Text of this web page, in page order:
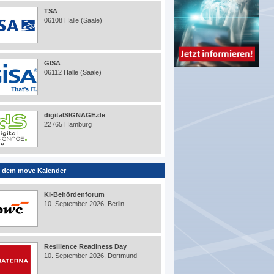
TSA
06108 Halle (Saale)
GISA
06112 Halle (Saale)
digitalSIGNAGE.de
22765 Hamburg
dem move Kalender
KI-Behördenforum
10. September 2026, Berlin
Resilience Readiness Day
10. September 2026, Dortmund